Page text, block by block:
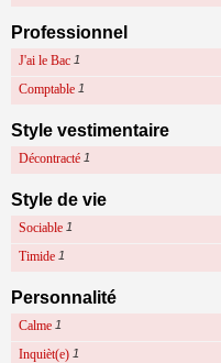
Professionnel
J'ai le Bac 1
Comptable 1
Style vestimentaire
Décontracté 1
Style de vie
Sociable 1
Timide 1
Personnalité
Calme 1
Inquièt(e) 1